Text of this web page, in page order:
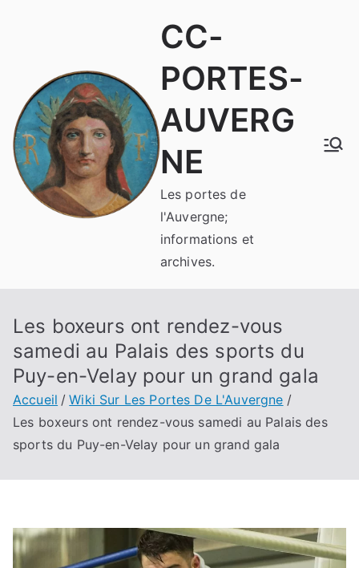
CC-
PORTES-
AUVERG
NE
Les portes de
l'Auvergne;
informations et
archives.
Les boxeurs ont rendez-vous
samedi au Palais des sports du
Puy-en-Velay pour un grand gala
Accueil
Wiki Sur Les Portes De L'Auvergne
Les boxeurs ont rendez-vous samedi au Palais des
sports du Puy-en-Velay pour un grand gala